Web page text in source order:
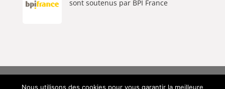
sont soutenus par BPI France
Alcyon Electronique © 2026 Tous Droits Réservés |
Nous utilisons des cookies pour vous garantir la meilleure